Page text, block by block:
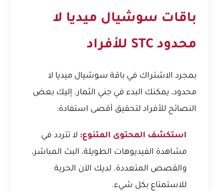
باقات سوشيال ميديا لا
محدود STC للأفراد
بمجرد الاشتراك في باقة سوشيال ميديا لا
محدود، يمكنك البدء في جني الثمار. إليك بعض
النصائح للأفراد لتحقيق أقصى استفادة:
استكشف المحتوى المتنوع: لا تتردد في
مشاهدة الفيديوهات الطويلة، البث المباشر،
والقصص المتعددة. لديك الآن الحرية
للاستمتاع بكل شيء.